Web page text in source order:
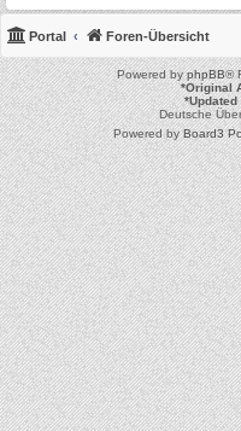
Portal Foren-Übersicht
Powered byphpBB®
*Original
*
Deutsche
Powered byBoard3